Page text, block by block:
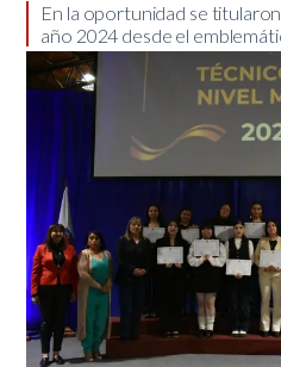
​En la oportunidad se
año 2024 desde el